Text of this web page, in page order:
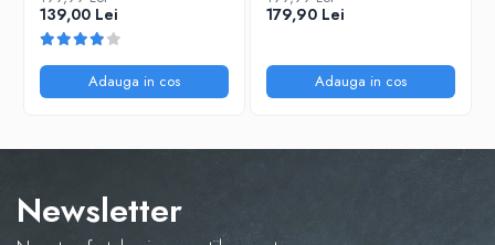
139,00 Lei
Adauga in cos
179,90 Lei
Adauga in cos
Newsletter